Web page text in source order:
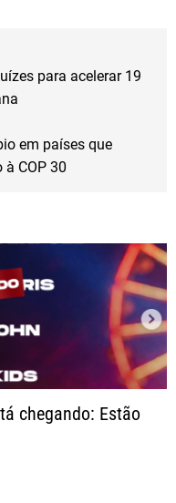
para acelerar 19
em países que
COP 30
chegando: Estão